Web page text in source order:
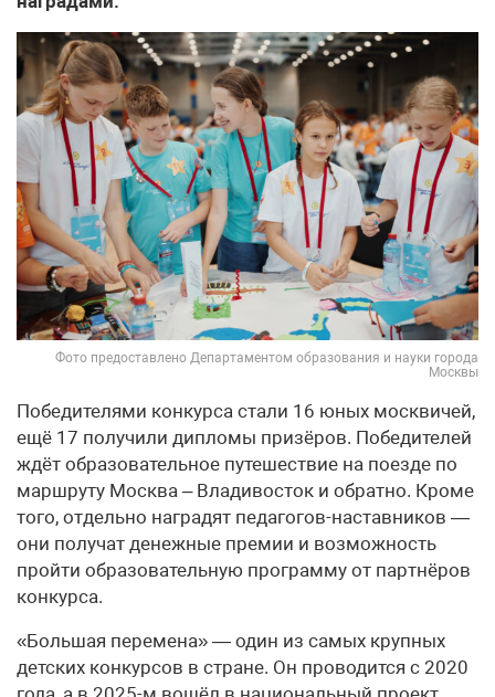
Фото предоставлено Департаментом образования и науки города
Москвы
Победителями конкурса стали 16 юных москвичей,
ещё 17 получили дипломы призёров. Победителей
ждёт образовательное путешествие на поезде по
маршруту Москва – Владивосток и обратно. Кроме
того, отдельно наградят педагогов-наставников —
они получат денежные премии и возможность
пройти образовательную программу от партнёров
конкурса.
«Большая перемена» — один из самых крупных
детских конкурсов в стране. Он проводится с 2020